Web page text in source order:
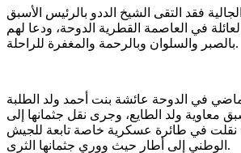
فقد التقى الشيخ الددو بالرئيس الأسبق
في العاصمة القطرية الدوحة، ودعا لهم
بالصبر والسلوان وبالرحمة والمغفرة للراحلة.
في الدوحة عائشة بنت أحمد ولد الطلبة
معاوية ولد الطايع، وجرى نقل جثمانها إلى
نقلت في طائرة عسكرية خاصة تابعة للجيش
الوطني إلى أطار حيث ووري جثمانها الثرى.